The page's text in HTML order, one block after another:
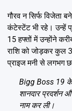
गौरव न सिर्फ विजेता
कंटेस्टेंट भी रहे। उन्हें
15 हफ्तों में उन्होंने
राशि को जोड़कर कुल
प्राइज मनी से लगभग
Bigg Boss 19 के
शानदार प्रदर्शन
नाम कर ली।